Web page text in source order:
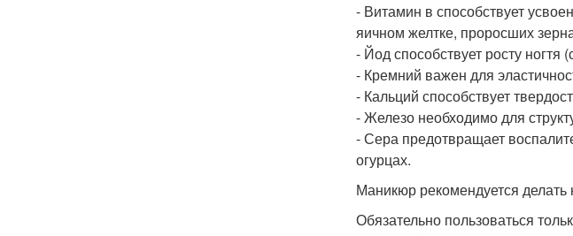
- Витамин в способствует
яичном желтке, проросших
- Йод способствует росту
- Кремний важен для
- Кальций способствует
- Железо необходимо для
- Сера предотвращает
огурцах.
Маникюр рекомендуется
Обязательно пользоваться